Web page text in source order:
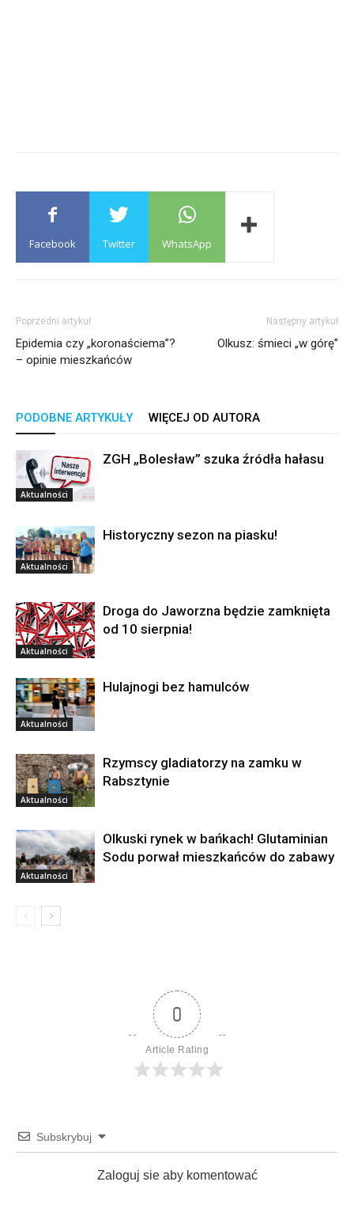
Facebook Twitter WhatsApp
Poprzedni artykuł
Epidemia czy „koronaściema”?
– opinie mieszkańców
Następny artykuł
Olkusz: śmieci „w górę”
PODOBNE ARTYKUŁY WIĘCEJ OD AUTORA
Aktualności
ZGH „Bolesław” szuka źródła hałasu
Aktualności
Historyczny sezon na piasku!
Aktualności
Droga do Jaworzna będzie zamknięta
od 10 sierpnia!
Aktualności
Hulajnogi bez hamulców
Aktualności
Rzymscy gladiatorzy na zamku w
Rabsztynie
Aktualności
Olkuski rynek w bańkach! Glutaminian
Sodu porwał mieszkańców do zabawy
0
Article Rating
Subskrybuj
Zaloguj sie aby komentować